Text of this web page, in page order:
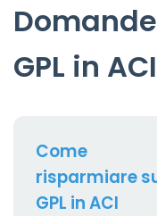
GPL in
Come
risparmiare
GPL in ACI